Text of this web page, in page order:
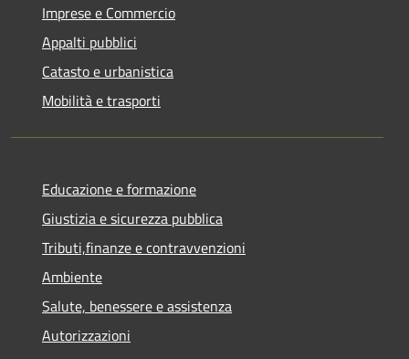
Imprese e Commercio
Appalti pubblici
Catasto e urbanistica
Mobilità e trasporti
Educazione e formazione
Giustizia e sicurezza pubblica
Tributi,finanze e contravvenzioni
Ambiente
Salute, benessere e assistenza
Autorizzazioni